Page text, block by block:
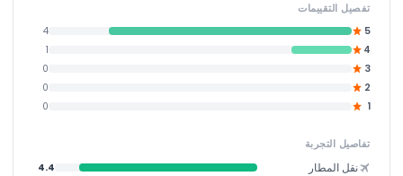
تفصيل التقييمات
5
4
4
1
3
0
2
0
1
0
تفاصيل التجربة
نقل المطار 4.4